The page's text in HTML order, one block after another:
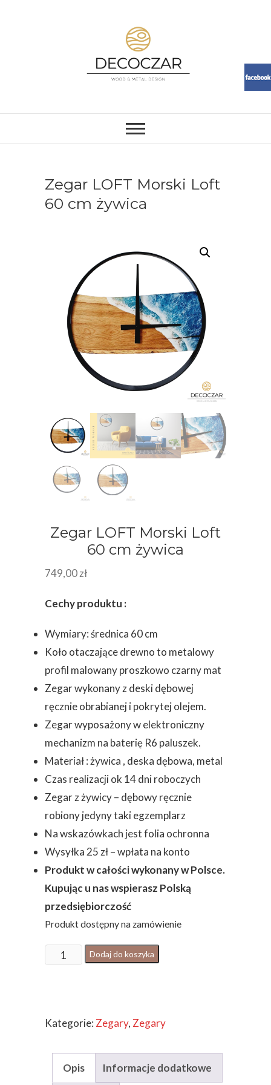
DECOCZAR
MEBLE, ŻYWICA, WOOD
Zegar LOFT Morski Loft
60 cm żywica
Zegar LOFT Morski Loft
60 cm żywica
749,00zł
Cechy produktu :
Wymiary: średnica 60 cm
Koło otaczające drewno to metalowy
profil malowany proszkowo czarny mat
Zegar wykonany z deski dębowej
ręcznie obrabianej i pokrytej olejem.
Zegar wyposażony w elektroniczny
mechanizm na baterię R6 paluszek.
Materiał : żywica , deska dębowa, metal
Czas realizacji ok 14 dni roboczych
Zegar z żywicy – dębowy ręcznie
robiony jedyny taki egzemplarz
Na wskazówkach jest folia ochronna
Wysyłka 25 zł – wpłata na konto
Produkt w całości wykonany w Polsce.
Kupując u nas wspierasz Polską
przedsiębiorczość
Produkt dostępny na zamówienie
ilość
Loft
żywica
Dodaj do koszyka
Kategorie: Zegary, Zegary
Opis Informacje dodatkowe